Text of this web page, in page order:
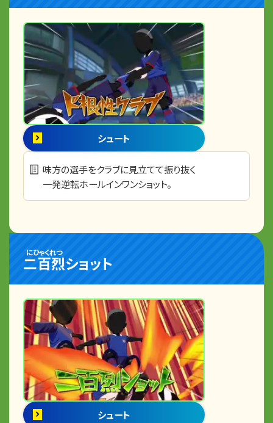
シュート
味方の選手をクラブに見立てて振り抜く
一発逆転ホールインワンショット。
二百烈
にひゃくれつ
ショット
シュート